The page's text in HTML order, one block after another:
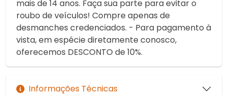
mais de 14 anos. Faça sua parte para evitar o
roubo de veículos! Compre apenas de
desmanches credenciados. - Para pagamento à
vista, em espécie diretamente conosco,
oferecemos DESCONTO de 10%.
Informações Técnicas